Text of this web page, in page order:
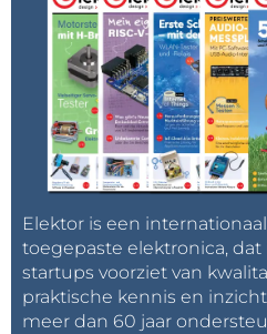
Elektor is een
toegepaste elektronica,
startups voorziet van
praktische kennis en
meer dan 60 jaar